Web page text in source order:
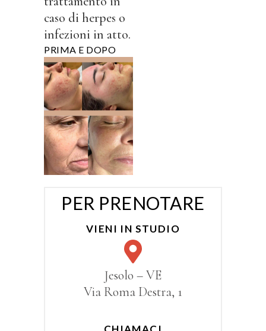
caso di herpes o
infezioni in atto.
PRIMA E DOPO
PER PRENOTARE
VIENI IN STUDIO
Jesolo – VE
Via Roma Destra, 1